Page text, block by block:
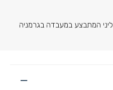
המתבצע במעבדה בגרמניה